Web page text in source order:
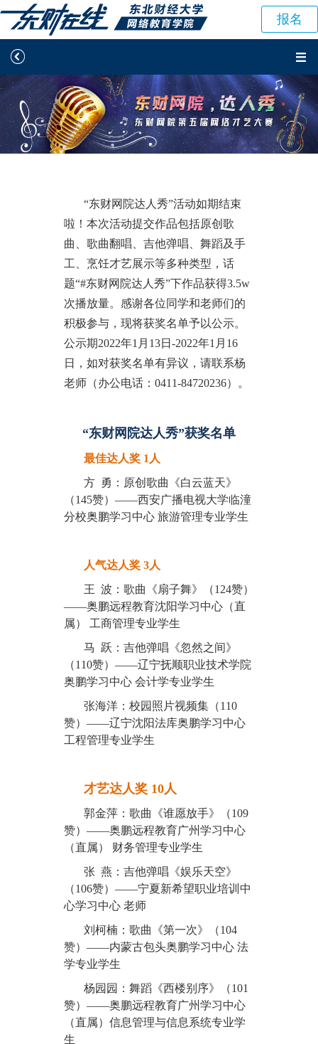
报名
 
学院概况 招生报名
学习中心 阳光服务
“东财网院达人秀”活动如期结束
啦！本次活动提交作品包括原创歌
曲、歌曲翻唱、吉他弹唱、舞蹈及手
工、烹饪才艺展示等多种类型，话
题“#东财网院达人秀”下作品获得3.5w
次播放量。感谢各位同学和老师们的
积极参与，现将获奖名单予以公示。
公示期2022年1月13日-2022年1月16
日，如对获奖名单有异议，请联系杨
老师（办公电话：0411-84720236）。
“东财网院达人秀”获奖名单
最佳达人奖 1人
方 勇：原创歌曲《白云蓝天》
（145赞）——西安广播电视大学临潼
分校奥鹏学习中心 旅游管理专业学生
人气达人奖 3人
王 波：歌曲《扇子舞》（124赞）
——奥鹏远程教育沈阳学习中心（直
属） 工商管理专业学生
马 跃：吉他弹唱《忽然之间》
（110赞）——辽宁抚顺职业技术学院
奥鹏学习中心 会计学专业学生
张海洋：校园照片视频集（110
赞）——辽宁沈阳法库奥鹏学习中心
工程管理专业学生
才艺达人奖 10人
郭金萍：歌曲《谁愿放手》（109
赞）——奥鹏远程教育广州学习中心
（直属） 财务管理专业学生
张 燕：吉他弹唱《娱乐天空》
（106赞）——宁夏新希望职业培训中
心学习中心 老师
刘柯楠：歌曲《第一次》（104
赞）——内蒙古包头奥鹏学习中心 法
学专业学生
杨园园：舞蹈《西楼别序》（101
赞）——奥鹏远程教育广州学习中心
（直属）信息管理与信息系统专业学
生